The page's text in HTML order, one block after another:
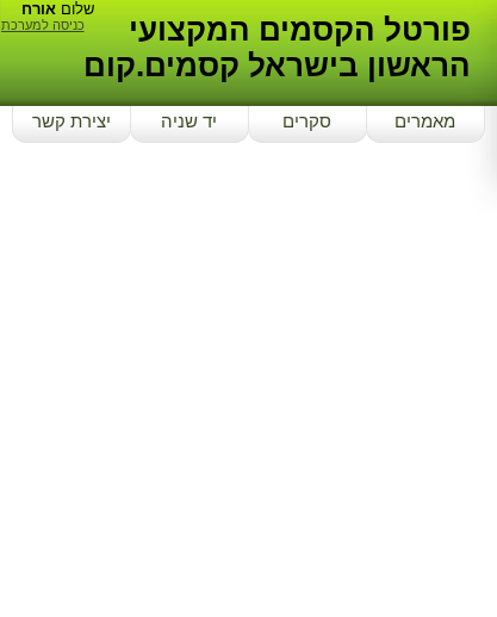
שלוםאורח
כניסה למערכת
פורטל הקסמים המקצועי
הראשון בישראל קסמים.קום
מאמרים סקרים יד שניה יצירת קשר